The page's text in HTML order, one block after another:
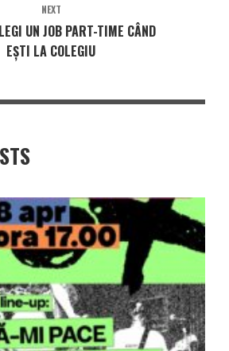
NEXT
UN JOB PART-TIME CÂND
EȘTI LA COLEGIU